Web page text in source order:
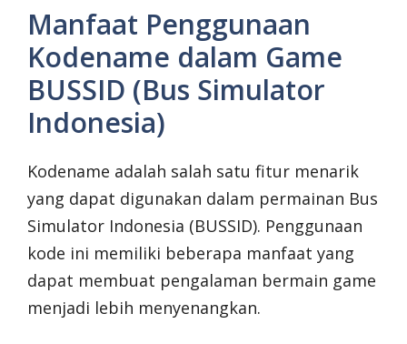
Manfaat Penggunaan
Kodename dalam Game
BUSSID (Bus Simulator
Indonesia)
Kodename adalah salah satu fitur menarik
yang dapat digunakan dalam permainan Bus
Simulator Indonesia (BUSSID). Penggunaan
kode ini memiliki beberapa manfaat yang
dapat membuat pengalaman bermain game
menjadi lebih menyenangkan.